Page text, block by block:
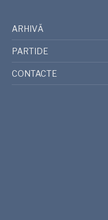
ARHIVĂ
PARTIDE
CONTACTE